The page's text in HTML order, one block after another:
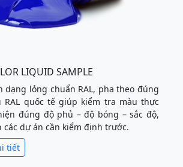
LIQUID SAMPLE
dạng lỏng chuẩn RAL, pha theo đúng
RAL quốc tế giúp kiểm tra màu thực
đúng độ phủ – độ bóng – sắc độ,
các dự án cần kiểm định trước.
tiết